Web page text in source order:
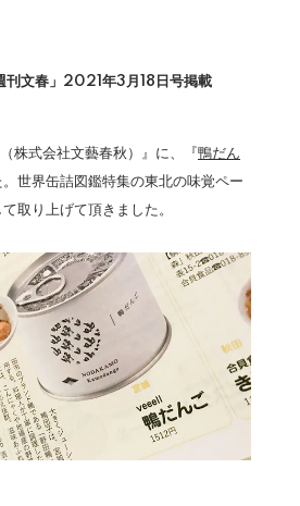
刊文春」2021年3月18日号掲載
（株式会社文藝春秋）』に、『 鴨だん
世界缶詰図鑑特集の東北の味覚ペー
取り上げて頂きました。